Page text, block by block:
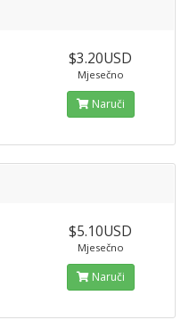
$3.20USD
Mjesečno
Naruči
$5.10USD
Mjesečno
Naruči